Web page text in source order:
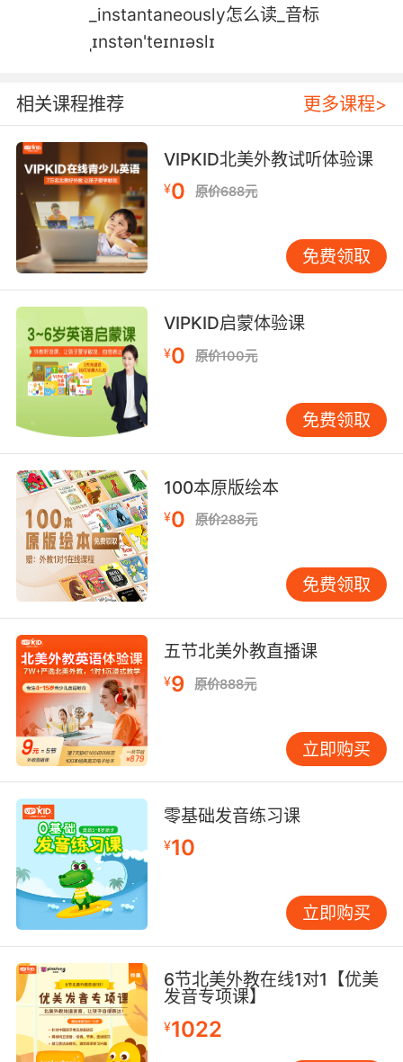
6. When he gasped for air he inhaled and died
instantaneously.
7. Oh, no, my thoughts connect
instantaneously with my mouth.
不 我的思想能在瞬间到达嘴巴
8. It's potent. If it'll work, it'll work
instantaneously.
很有效的 要是有用立马就会见效
9. Now, the medical patch it comes in knocks
you out instantaneously.
医用药量一下就能把你迷晕了
10. This is confusing and everything, and I
can't just walk in off the street and do your
job instantaneously.
你的工作很混乱 细碎 我不可能一过来 就立刻接
下你的工作
_instantaneously怎么读_音标
ˌɪnstən'teɪnɪəslɪ
相关课程推荐 更多课程>
VIPKID北美外教试听体验课
¥0 原价688元
免费领取
VIPKID启蒙体验课
¥0 原价100元
免费领取
100本原版绘本
¥0 原价288元
免费领取
五节北美外教直播课
¥9 原价888元
立即购买
零基础发音练习课
¥10
立即购买
6节北美外教在线1对1【优美
发音专项课】
¥1022